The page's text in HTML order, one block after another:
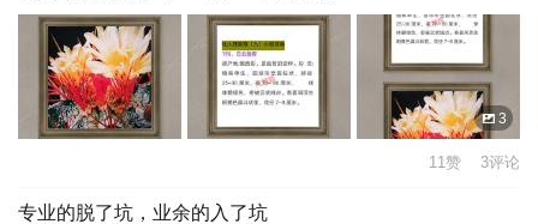
3
11赞 3评论
专业的脱了坑，业余的入了坑